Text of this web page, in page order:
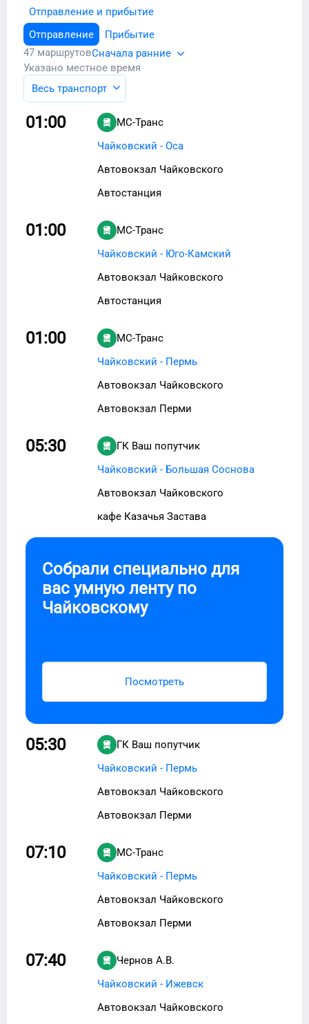
Отправление и прибытие
Отправление
Прибытие
47 маршрутовСначала ранние
Указано местное время
Весь транспорт
01:00
МС-Транс
Чайковский - Оса
Автовокзал Чайковского
Автостанция
01:00
МС-Транс
Чайковский - Юго-Камский
Автовокзал Чайковского
Автостанция
01:00
МС-Транс
Чайковский - Пермь
Автовокзал Чайковского
Автовокзал Перми
05:30
ГК Ваш попутчик
Чайковский - Большая Соснова
Автовокзал Чайковского
кафе Казачья Застава
Собрали специально для
вас умную ленту по
Чайковскому
Посмотреть
05:30
ГК Ваш попутчик
Чайковский - Пермь
Автовокзал Чайковского
Автовокзал Перми
07:10
МС-Транс
Чайковский - Пермь
Автовокзал Чайковского
Автовокзал Перми
07:40
Чернов А.В.
Чайковский - Ижевск
Автовокзал Чайковского